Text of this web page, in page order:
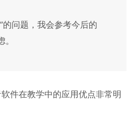
的问题，我会参考今后的
件在教学中的应用优点非常明